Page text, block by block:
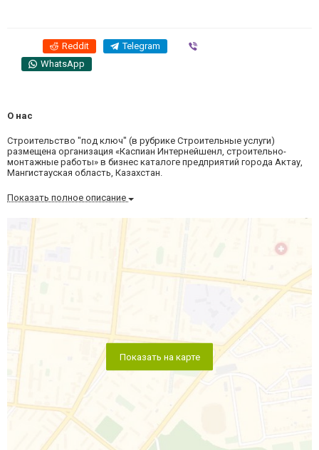
Reddit Telegram
WhatsApp
О нас
Строительство "под ключ" (в рубрике Строительные услуги)
размещена организация «Каспиан Интернейшенл, строительно-
монтажные работы» в бизнес каталоге предприятий города Актау,
Мангистауская область, Казахстан.
Показать полное описание
Показать на карте